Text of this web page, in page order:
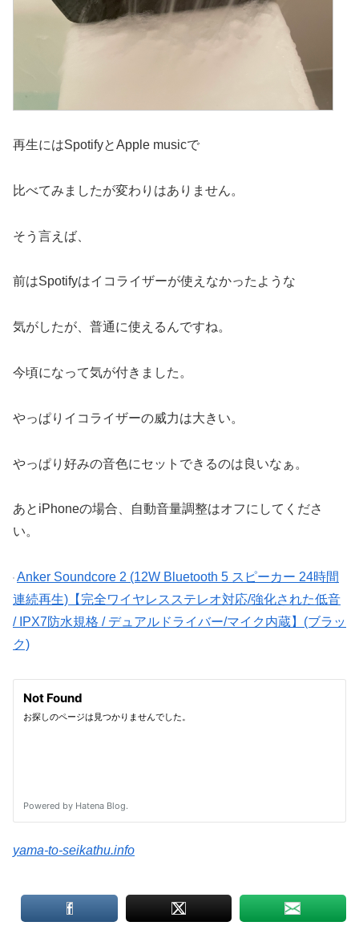
再生にはSpotifyとApple musicで
比べてみましたが変わりはありません。
そう言えば、
前はSpotifyはイコライザーが使えなかったような
気がしたが、普通に使えるんですね。
今頃になって気が付きました。
やっぱりイコライザーの威力は大きい。
やっぱり好みの音色にセットできるのは良いなぁ。
あとiPhoneの場合、自動音量調整はオフにしてくださ
い。
Anker Soundcore 2 (12W Bluetooth 5 スピーカー 24時間
連続再生)【完全ワイヤレスステレオ対応/強化された低音
/ IPX7防水規格 / デュアルドライバー/マイク内蔵】(ブラッ
ク)
yama-to-seikathu.info